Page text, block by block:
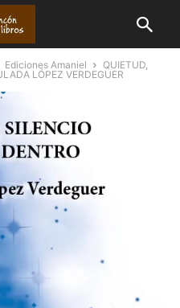
Ediciones Amaniel
QUIETUD,
LÓPEZ VERDEGUER